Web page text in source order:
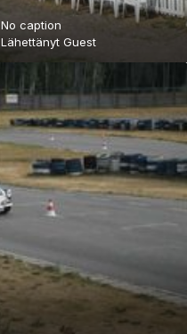
No caption
Lähettänyt Guest